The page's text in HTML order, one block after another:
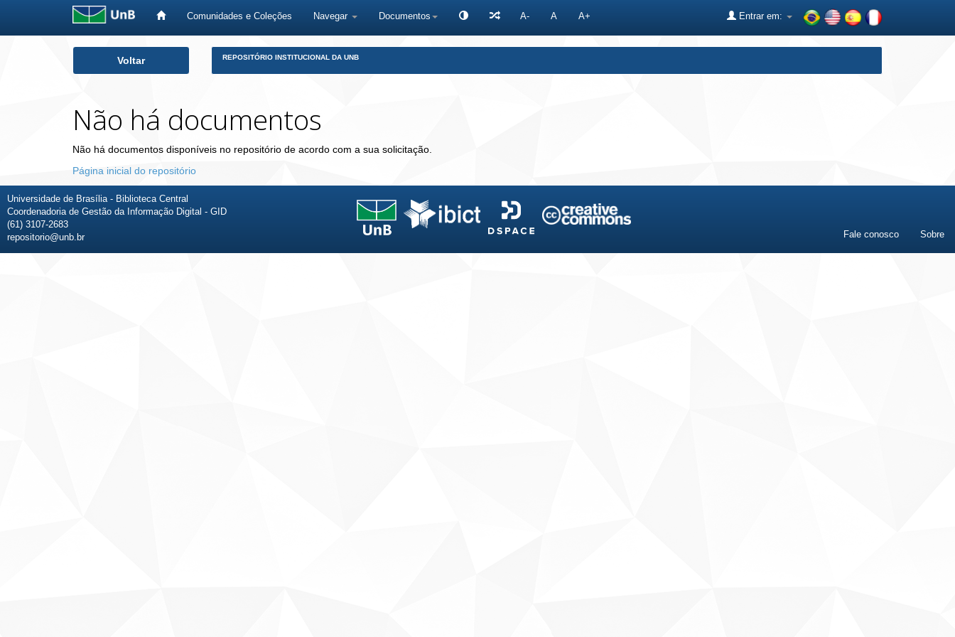
Comunidades e Coleções Navegar Documentos A- A A+ Entrar em:
Voltar REPOSITÓRIO INSTITUCIONAL DA UNB
Não há documentos
Não há documentos disponíveis no repositório de acordo com a sua solicitação.
Página inicial do repositório
Universidade de Brasília - Biblioteca Central
Coordenadoria de Gestão da Informação Digital - GID
(61) 3107-2683
repositorio@unb.br
Fale conosco Sobre